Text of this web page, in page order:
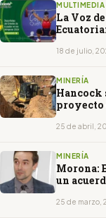
MULTIMEDIA
La Voz
18 de julio,
MINERÍA
Hancock
proyecto
25 de abril,
MINERÍA
Morona:
un
25 de marzo,